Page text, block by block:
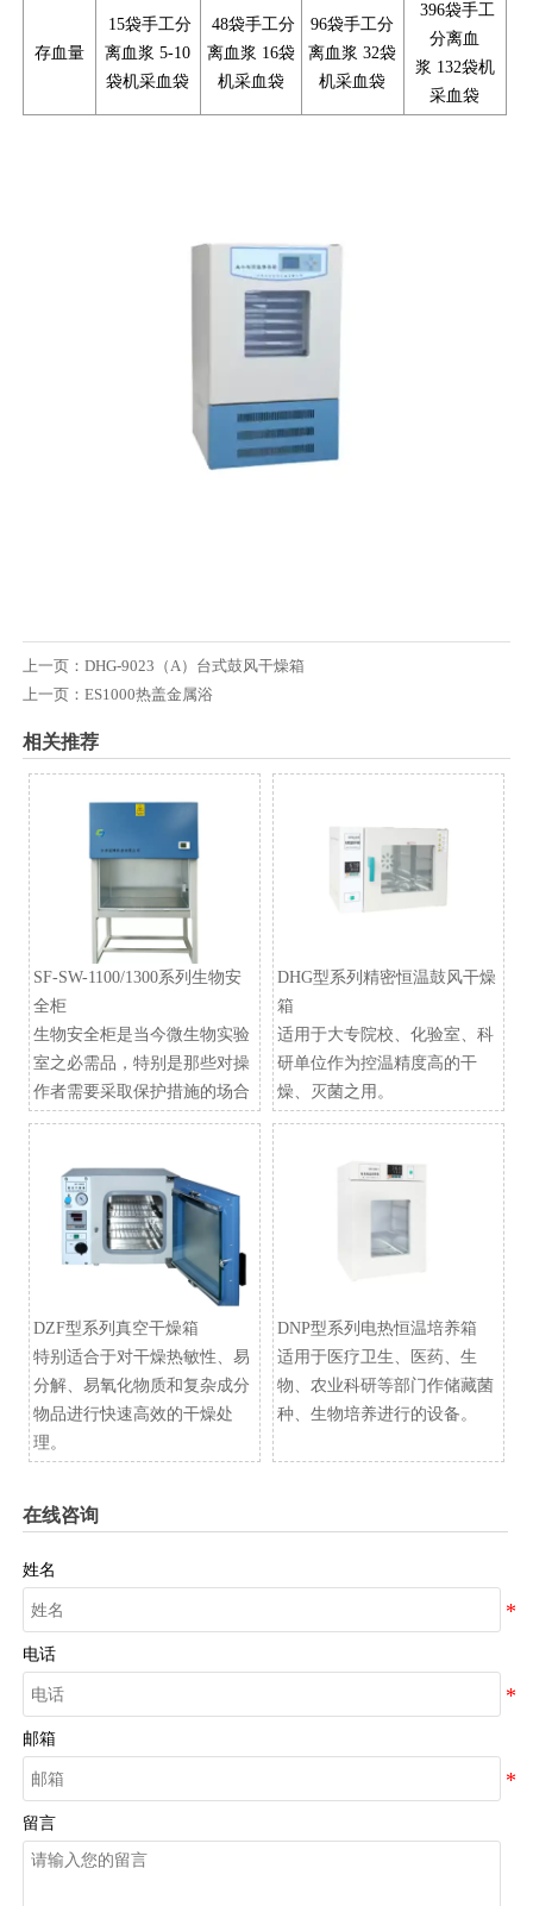
存血量
15袋手工分
离血浆 5-10
袋机采血袋
48袋手工分
离血浆 16袋
机采血袋
96袋手工分
离血浆 32袋
机采血袋
396袋手工
分离血
浆 132袋机
采血袋
上一页： DHG-9023（A）台式鼓风干燥箱
上一页： ES1000热盖金属浴
相关推荐
SF-SW-1100/1300系列生物安
全柜
生物安全柜是当今微生物实验
室之必需品，特别是那些对操
作者需要采取保护措施的场合
DHG型系列精密恒温鼓风干燥
箱
适用于大专院校、化验室、科
研单位作为控温精度高的干
燥、灭菌之用。
DZF型系列真空干燥箱
特别适合于对干燥热敏性、易
分解、易氧化物质和复杂成分
物品进行快速高效的干燥处
理。
​DNP型系列电热恒温培养箱
适用于医疗卫生、医药、生
物、农业科研等部门作储藏菌
种、生物培养进行的设备。
在线咨询
姓名
电话
邮箱
留言